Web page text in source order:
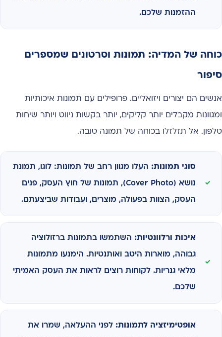
ההזמנות שלכם.
כוחה של המדיה: תמונות וסרטונים שמספרים
סיפור
אנשים הם יצורים ויזואליים. פרופילים עם תמונות איכותיות
ומגוונות מקבלים יותר קליקים, יותר בקשות ניווט ויותר שיחות
טלפון. אל תזלזלו בכוחה של תמונה טובה.
סוגי תמונות: העלו מגוון רחב של תמונות: לוגו, תמונת
נושא (Cover Photo), תמונות של חוץ העסק, פנים
העסק, הצוות בפעולה, מוצרים, ועבודות שביצעתם.
איכות ורלוונטיות: השתמשו בתמונות ברזולוציה
גבוהה, מוארות היטב ואותנטיות. הימנעו מתמונות
מלאי גנריות. לקוחות רוצים לראות את העסק האמיתי
שלכם.
אופטימיזציה לתמונות: לפני ההעלאה, שמרו את